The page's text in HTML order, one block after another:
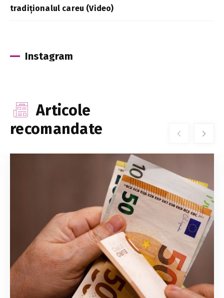
tradiționalul careu (Video)
Instagram
Articole
recomandate